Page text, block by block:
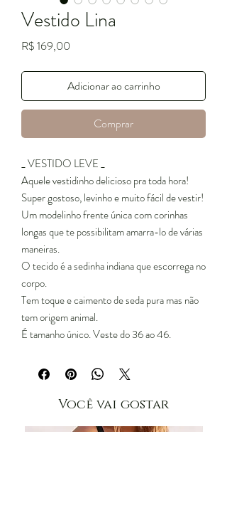
Vestido Lina
R$ 169,00
Adicionar ao carrinho
Comprar
_ VESTIDO LEVE _
Aquele vestidinho delicioso pra toda hora!
Super gostoso, levinho e muito fácil de vestir!
Um modelinho frente única com corinhas
longas que te possibilitam amarra-lo de várias
maneiras.
O tecido é a sedinha indiana que escorrega no
corpo.
Tem toque e caimento de seda pura mas não
tem origem animal.
É tamanho único. Veste do 36 ao 46.
Você vai gostar